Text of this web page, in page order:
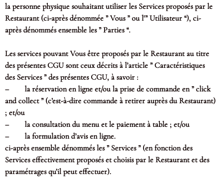
la personne physique souhaitant utiliser les Services proposés par le
Restaurant (ci-après dénommée ” Vous ” ou l'” Utilisateur “), ci-
après dénommés ensemble les ” Parties “.
Les services pouvant Vous être proposés par le Restaurant au titre
des présentes CGU sont ceux décrits à l’article ” Caractéristiques
des Services ” des présentes CGU, à savoir :
– la réservation en ligne et/ou la prise de commande en ” click
and collect ” (c’est-à-dire commande à retirer auprès du Restaurant)
; et/ou
– la consultation du menu et le paiement à table ; et/ou
– la formulation d’avis en ligne.
ci-après ensemble dénommés les ” Services ” (en fonction des
Services effectivement proposés et choisis par le Restaurant et des
paramétrages qu’il peut effectuer).